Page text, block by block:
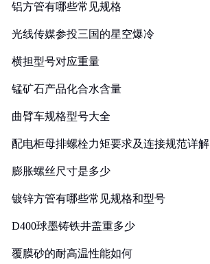
铝方管有哪些常见规格
光线传媒参投三国的星空爆冷
横担型号对应重量
锰矿石产品化合水含量
曲臂车规格型号大全
配电柜母排螺栓力矩要求及连接规范详解
膨胀螺丝尺寸是多少
镀锌方管有哪些常见规格和型号
D400球墨铸铁井盖重多少
覆膜砂的耐高温性能如何